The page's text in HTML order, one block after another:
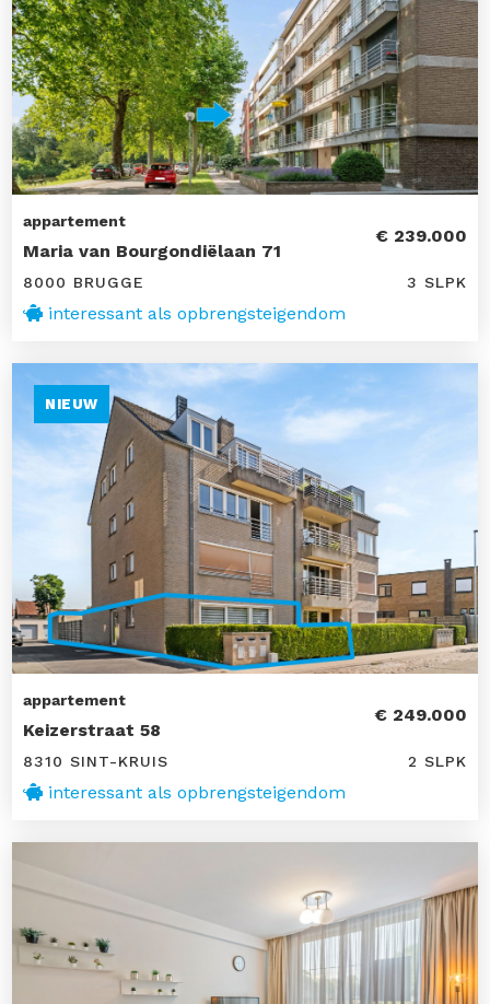
appartement
Maria van Bourgondiëlaan 71
€ 239.000
8000 BRUGGE 3 SLPK
interessant als opbrengsteigendom
NIEUW
appartement
Keizerstraat 58
€ 249.000
8310 SINT-KRUIS 2 SLPK
interessant als opbrengsteigendom